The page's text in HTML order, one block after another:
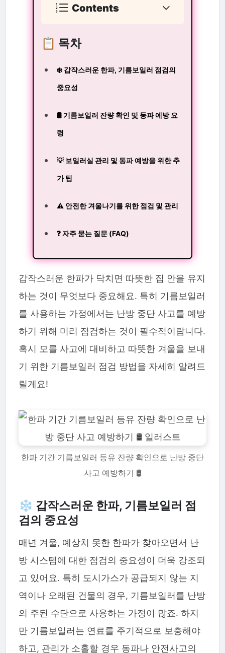
Contents
📋 목차
❄️ 갑작스러운 한파, 기름보일러 점검의
중요성
🛢️ 기름보일러 잔량 확인 및 동파 예방 요
령
💡 보일러실 관리 및 동파 예방을 위한 추
가 팁
⚠️ 안전한 겨울나기를 위한 점검 및 관리
❓ 자주 묻는 질문 (FAQ)
갑작스러운 한파가 닥치면 따뜻한 집 안을 유지
하는 것이 무엇보다 중요해요. 특히 기름보일러
를 사용하는 가정에서는 난방 중단 사고를 예방
하기 위해 미리 점검하는 것이 필수적이랍니다.
혹시 모를 사고에 대비하고 따뜻한 겨울을 보내
기 위한 기름보일러 점검 방법을 자세히 알려드
릴게요!
한파 기간 기름보일러 등유 잔량 확인으로 난방 중단
사고 예방하기 🛢️
❄️ 갑작스러운 한파, 기름보일러 점
검의 중요성
매년 겨울, 예상치 못한 한파가 찾아오면서 난
방 시스템에 대한 점검의 중요성이 더욱 강조되
고 있어요. 특히 도시가스가 공급되지 않는 지
역이나 오래된 건물의 경우, 기름보일러를 난방
의 주된 수단으로 사용하는 가정이 많죠. 하지
만 기름보일러는 연료를 주기적으로 보충해야
하고, 관리가 소홀할 경우 동파나 안전사고의